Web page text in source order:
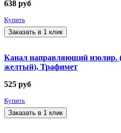
638 руб
Купить
Заказать в 1 клик
Канал направляющий изолир.
желтый), Трафимет
525 руб
Купить
Заказать в 1 клик